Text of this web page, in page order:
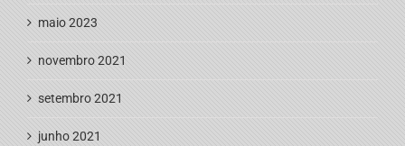
maio 2023
novembro 2021
setembro 2021
junho 2021